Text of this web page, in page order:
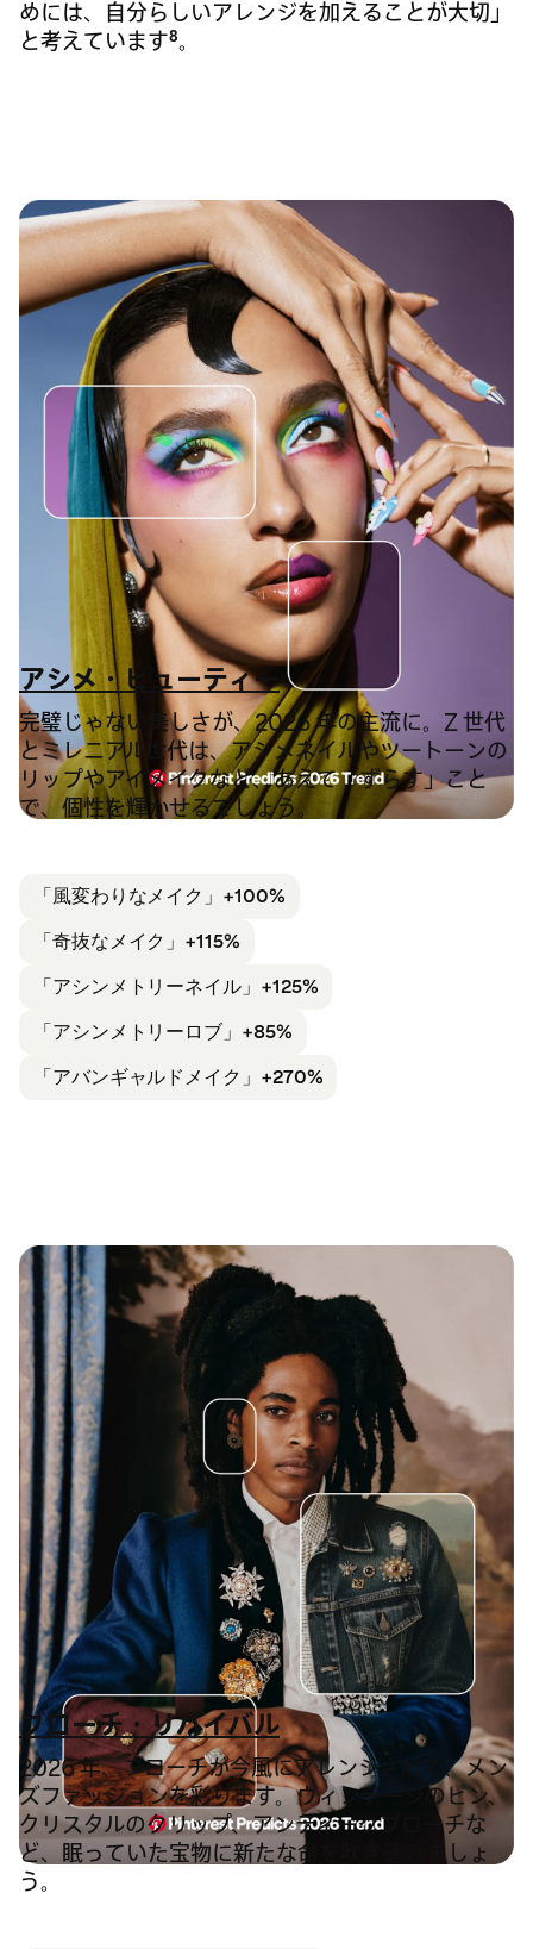
めには、自分らしいアレンジを加えることが大切」
と考えています8 。
アシメ・ビューティー
完璧じゃない美しさが、2026 年の主流に。Z 世代
とミレニアル世代は、アシメネイルやツートーンの
リップやアイメイクなど、あえて「ずらす」こと
で、個性を輝かせるでしょう。
「風変わりなメイク」+100%
「奇抜なメイク」 +115%
「アシンメトリーネイル」+125%
「アシンメトリー ロブ」+85%
「アバンギャルド メイク」+270%
ブローチ・リバイバル
2026 年、ブローチが今風にアレンジされて、メン
ズファッションを彩ります。ヴィンテージのピン、
クリスタルのクリップ、アンティークブローチな
ど、眠っていた宝物に新たな命を吹き込みましょ
う。